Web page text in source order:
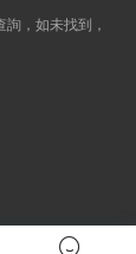
，如未找到，